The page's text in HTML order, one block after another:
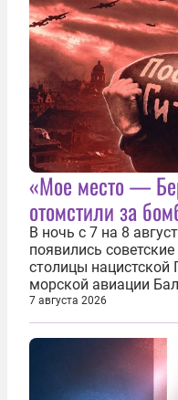
«Мое место —
отомстили за
В ночь с 7 на 8
появились
столицы
морской авиации
сбросили бомбы на
жил в полной
далеко на востоке,
7 августа 2026